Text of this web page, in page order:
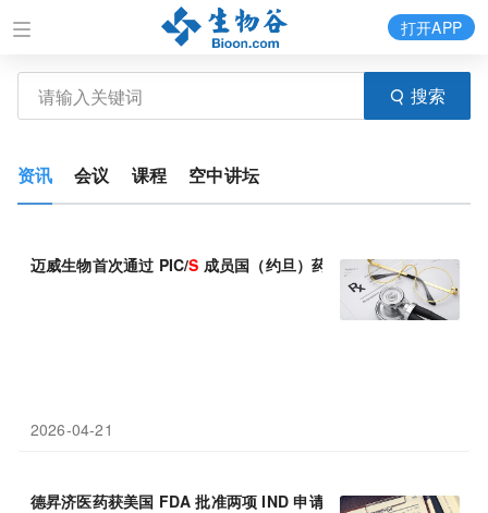
搜索
打开APP
资讯 会议 课程 空中讲坛
迈威生物首次通过 PIC/S 成员国（约旦）药监机构 GMP 现场检查
2026-04-21
德昇济医药获美国 FDA 批准两项 IND 申请，推进 D3S-003 开展